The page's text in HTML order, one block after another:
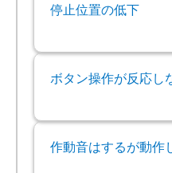
停止位置の低下
ボタン操作が反応し
作動音はするが動作